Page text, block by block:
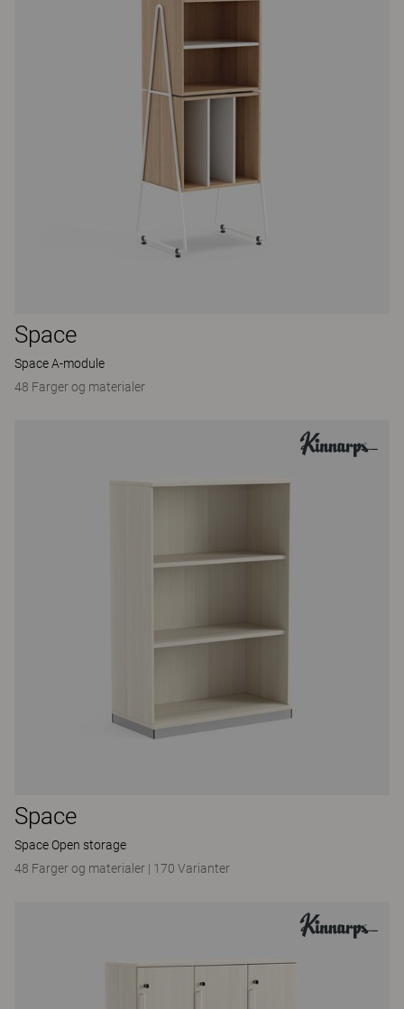
Space
Space A-module
48 Farger og materialer
Space
Space Open storage
48 Farger og materialer | 170 Varianter